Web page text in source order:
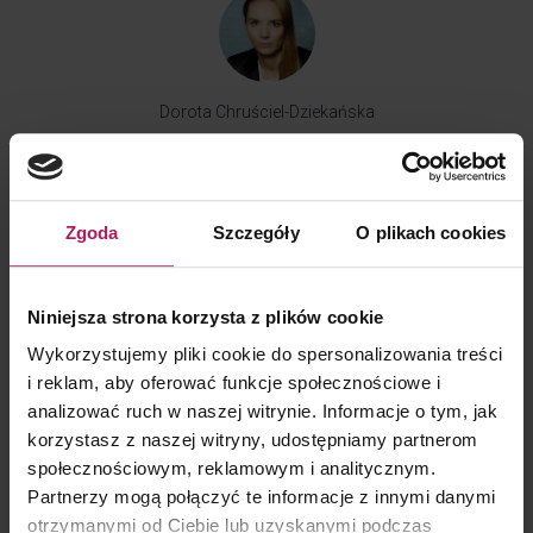
Zgoda Szczegóły O plikach cookies
Niniejsza strona korzysta z plików cookie
Wykorzystujemy pliki cookie do spersonalizowania treści
i reklam, aby oferować funkcje społecznościowe i
analizować ruch w naszej witrynie. Informacje o tym, jak
korzystasz z naszej witryny, udostępniamy partnerom
społecznościowym, reklamowym i analitycznym.
Partnerzy mogą połączyć te informacje z innymi danymi
otrzymanymi od Ciebie lub uzyskanymi podczas
Dorota Chruściel-Dziekańska
Adres
e-
Linkedin
WIĘCEJ WIEDZY
NASI EKSPERCI W MEDIACH
(1290)
TAX ALERT
Trochę o CIT
(443)